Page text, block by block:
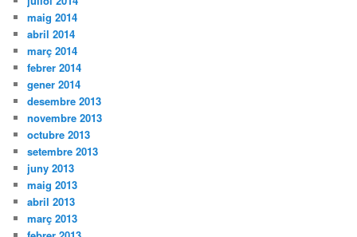
maig 2014
abril 2014
març 2014
febrer 2014
gener 2014
desembre 2013
novembre 2013
octubre 2013
setembre 2013
juny 2013
maig 2013
abril 2013
març 2013